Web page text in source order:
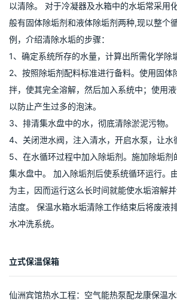
以清除。 对于冷凝器及水箱中的水垢常采用
般有固体除垢剂和液体除垢剂两种,现以整个
例，介绍清除水垢的步骤：
1、确定系统所存的水量，计算出所需化学除
2、按照除垢剂配料标准进行备料。使用固体
拌，使其完全溶解，然后加入系统中；使用
以防止产生过多的泡沫。
3、排清集水盘中的水，彻底清除淤泥污物。
4、关闭泄水阀，注入清水，开启水泵，让水
5、在水循环过程中加入除垢剂。施加除垢剂
集水盘中。 加入除垢剂后使系统循环运行。
为主，因而运行这么长时间就能使水垢溶解
洁度。 保温水箱水垢清除工作结束后将废液
水冲洗系统。
立式保温保箱
仙洲宾馆热水工程：空气能热泵配龙康保温